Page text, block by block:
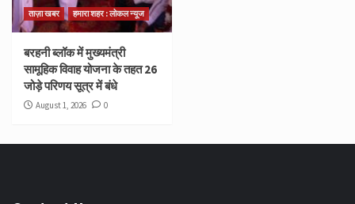
ताज़ा खबर हमारा शहर : लोकल न्यूज
बरहनी ब्लॉक में मुख्यमंत्री
सामूहिक विवाह योजना के तहत 26
जोड़े परिणय सूत्र में बंधे
August 1, 2026 0